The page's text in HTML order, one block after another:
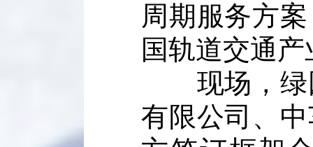
周期服务方
国轨道交通产
现场，绿
有限公司、